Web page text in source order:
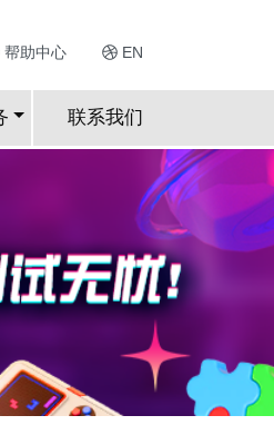
帮助中心 EN
联系我们